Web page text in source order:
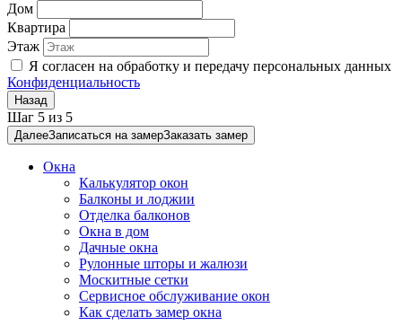
Дом
Квартира
Этаж
Я согласен на обработку и передачу персональных данных
Конфиденциальность
Назад
Шаг 5 из 5
ДалееЗаписаться на замерЗаказать замер
Окна
Калькулятор окон
Балконы и лоджии
Отделка балконов
Окна в дом
Дачные окна
Рулонные шторы и жалюзи
Москитные сетки
Сервисное обслуживание окон
Как сделать замер окна